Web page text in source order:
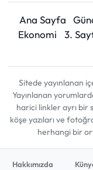
Ana Sayfa
Ekonomi
3.
Sitede yayınlanan
Yayınlanan
harici linkler ayrı bir
köşe yazıları ve
herhangi bir
Hakkımızda